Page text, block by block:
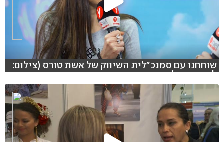
שוחחנו עם סמנכ"לית השיווק של אשת טורס (צילום:
לייב פוקוס)